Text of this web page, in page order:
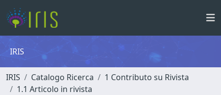
IRIS
IRIS Catalogo Ricerca
1 Contributo su Rivista
1.1 Articolo in rivista